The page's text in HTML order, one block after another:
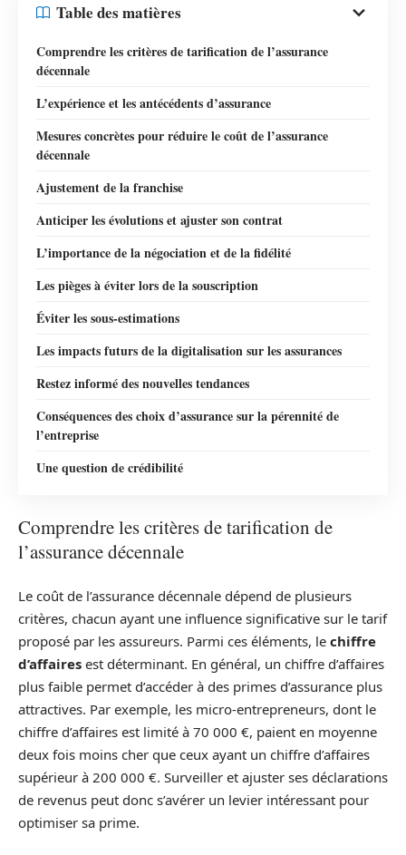
Table des matières
Comprendre les critères de tarification de l’assurance
décennale
L’expérience et les antécédents d’assurance
Mesures concrètes pour réduire le coût de l’assurance
décennale
Ajustement de la franchise
Anticiper les évolutions et ajuster son contrat
L’importance de la négociation et de la fidélité
Les pièges à éviter lors de la souscription
Éviter les sous-estimations
Les impacts futurs de la digitalisation sur les assurances
Restez informé des nouvelles tendances
Conséquences des choix d’assurance sur la pérennité de
l’entreprise
Une question de crédibilité
Comprendre les critères de tarification de
l’assurance décennale
Le coût de l’assurance décennale dépend de plusieurs
critères, chacun ayant une influence significative sur le tarif
proposé par les assureurs. Parmi ces éléments, le chiffre
d’affaires est déterminant. En général, un chiffre d’affaires
plus faible permet d’accéder à des primes d’assurance plus
attractives. Par exemple, les micro-entrepreneurs, dont le
chiffre d’affaires est limité à 70 000 €, paient en moyenne
deux fois moins cher que ceux ayant un chiffre d’affaires
supérieur à 200 000 €. Surveiller et ajuster ses déclarations
de revenus peut donc s’avérer un levier intéressant pour
optimiser sa prime.